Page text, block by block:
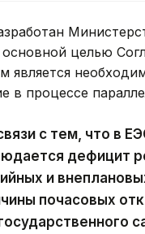
основной целью
является
в процессе
с тем, что в
дефицит
и
почасовых